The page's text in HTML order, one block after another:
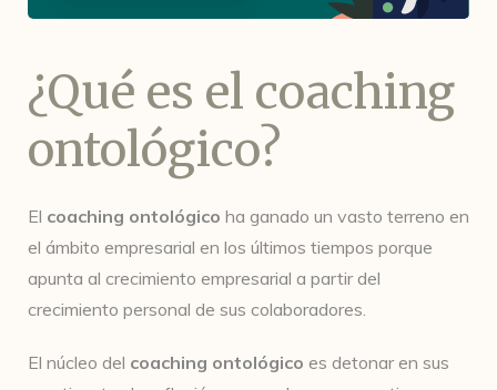
¿Qué es el coaching
ontológico?
El coaching ontológico ha ganado un vasto terreno en
el ámbito empresarial en los últimos tiempos porque
apunta al crecimiento empresarial a partir del
crecimiento personal de sus colaboradores.
El núcleo del coaching ontológico es detonar en sus